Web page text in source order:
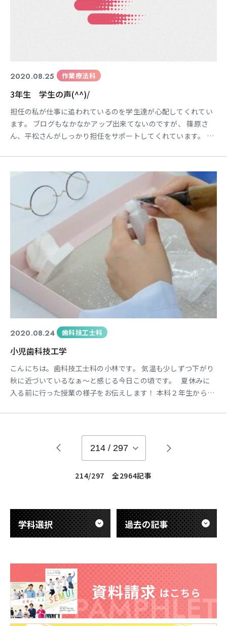
2020.08.25 作業療法科
3年生 学生の声(^^)/
担任の私が仕事に追われているのを学生達が心配してくれてい
ます。 ブログもなかなかアップ出来てないのですが、 篠原さ
ん、平松さんがしっかり担任をサポートしてくれています。 7
は2ヶ月分を紹介します(^^)/ 『7月になりました。外ではもう
セミが鳴き始めて 気温も日々上がっています。 現在、作業療法
3年生は実習2期の折り返し時期で
2020.08.24 歯科技工士科
小児歯科技工学
こんにちは。歯科技工士科の小林です。 気温も少しずつ下がり
秋に近づいているなぁ～と感じる今日この頃です。 夏休みに
入る前に行った授業の様子をお伝えします！ 本科２年生から勉
す。 今回の授業では「乳歯の
214 / 297
214/297 全2964記事
学科選択 過去の記事
東海医療科学
専門学校
CLOSE
東海医療科学
専門学校
CLOSE
東海医療科学
専門学校
CLOSE
東海医療科学
専門学校
CLOSE